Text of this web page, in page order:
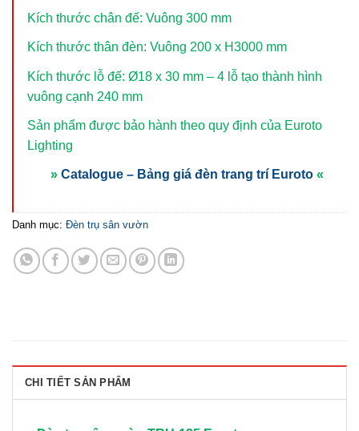
Kích thước chân đế: Vuông 300 mm
Kích thước thân đèn: Vuông 200 x H3000 mm
Kích thước lỗ đế: Ø18 x 30 mm – 4 lỗ tạo thành hình
vuông cạnh 240 mm
Sản phẩm được bảo hành theo quy định của Euroto
Lighting
» Catalogue – Bảng giá đèn trang trí Euroto «
Danh mục: Đèn trụ sân vườn
CHI TIẾT SẢN PHẨM